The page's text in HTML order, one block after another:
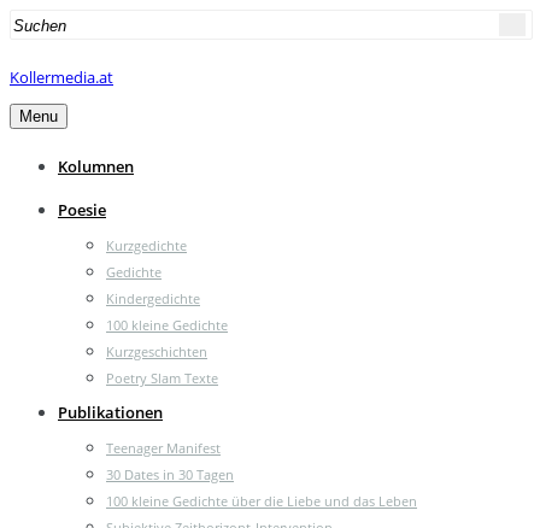
Search
Kollermedia.at
Menu
Kolumnen
Poesie
Kurzgedichte
Gedichte
Kindergedichte
100 kleine Gedichte
Kurzgeschichten
Poetry Slam Texte
Publikationen
Teenager Manifest
30 Dates in 30 Tagen
100 kleine Gedichte über die Liebe und das Leben